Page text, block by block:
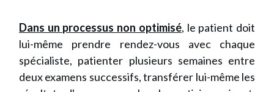
Dans un processus non optimisé, le patient doit
lui-même prendre rendez-vous avec chaque
spécialiste, patienter plusieurs semaines entre
deux examens successifs, transférer lui-même les